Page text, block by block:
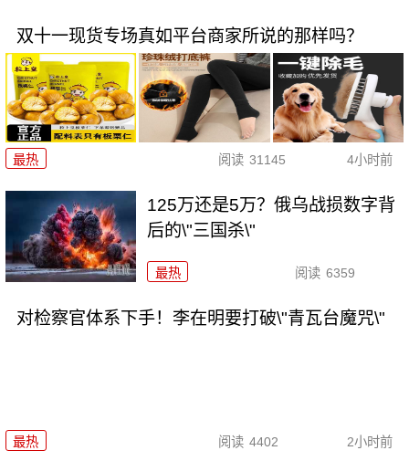
双十一现货专场真如平台商家所说的那样吗？
最热 阅读 31145 4小时前
125万还是5万？俄乌战损数字背
后的\"三国杀\"
最热 阅读 6359
对检察官体系下手！李在明要打破\"青瓦台魔咒\"
最热 阅读 4402 2小时前